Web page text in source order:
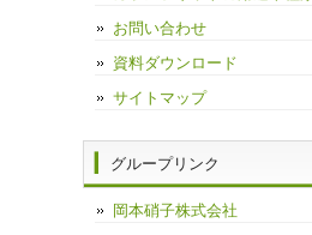
お問い合わせ
資料ダウンロード
サイトマップ
グループリンク
岡本硝子株式会社